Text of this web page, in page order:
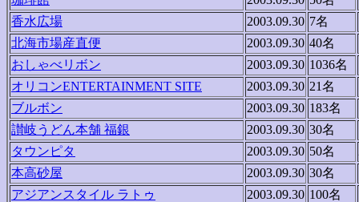
香水広場
2003.09.30 7名
北海市場産直便
2003.09.30 40名
おしゃべリボン
2003.09.30 1036名
オリコンENTERTAINMENT SITE
2003.09.30 21名
ブルボン
2003.09.30 183名
讃岐うどん本舗 福銀
2003.09.30 30名
タウンピタ
2003.09.30 50名
本高砂屋
2003.09.30 30名
アジアンスタイル ラトゥ
2003.09.30 100名